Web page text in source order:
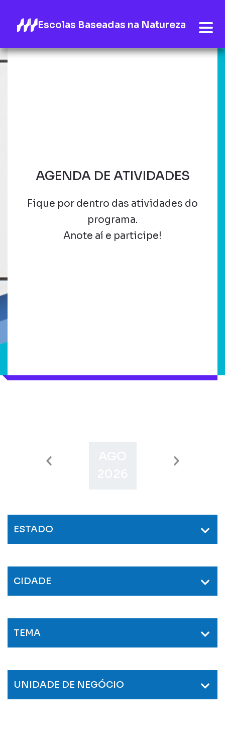
Escolas Baseadas na Natureza
AGENDA DE ATIVIDADES
Fique por dentro das atividades do
programa.
Anote aí e participe!
SET
ESTADO
CIDADE
TEMA
UNIDADE DE NEGÓCIO